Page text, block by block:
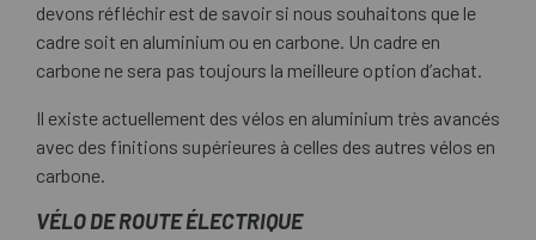
devons réfléchir est de savoir si nous souhaitons que le
cadre soit en aluminium ou en carbone. Un cadre en
carbone ne sera pas toujours la meilleure option d’achat.
Il existe actuellement des vélos en aluminium très avancés
avec des finitions supérieures à celles des autres vélos en
carbone.
VÉLO DE ROUTE ÉLECTRIQUE